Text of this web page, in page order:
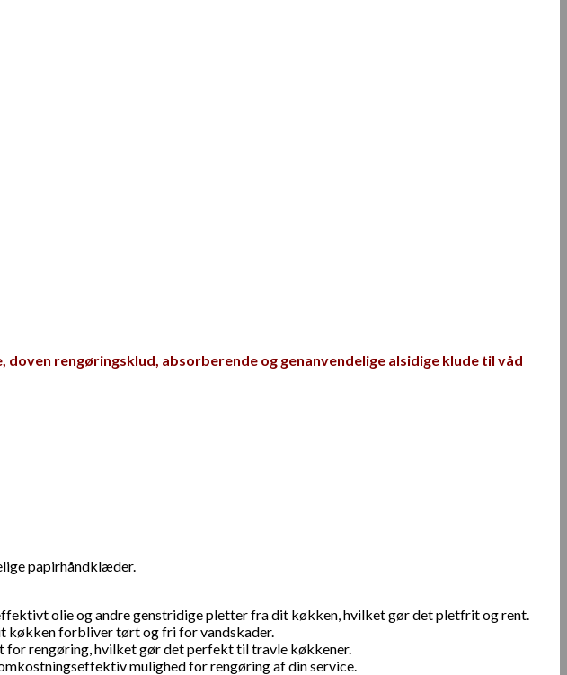
rengøringsklud, absorberende og genanvendelige alsidige klude til våd
papirhåndklæder.
olie og andre genstridige pletter fra dit køkken, hvilket gør det pletfrit og rent.
køkken forbliver tørt og fri for vandskader.
for rengøring, hvilket gør det perfekt til travle køkkener.
mulighed for rengøring af din service.